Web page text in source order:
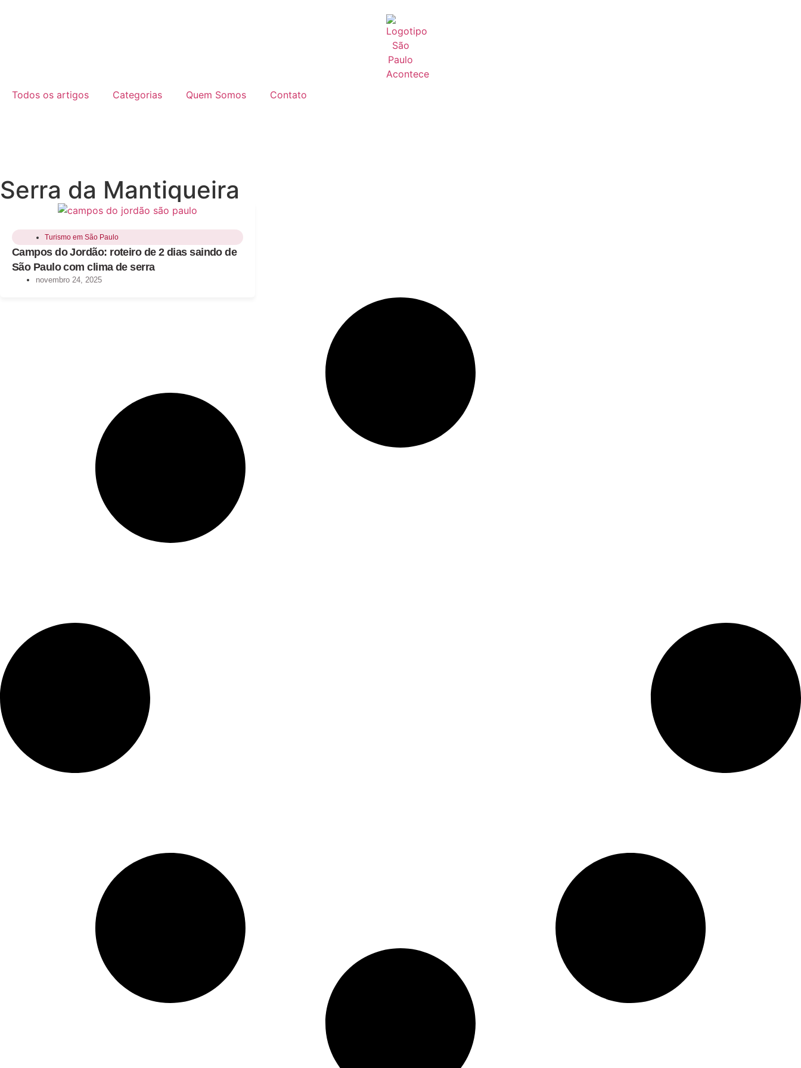
Todos os artigos Categorias Quem Somos Contato
Serra da Mantiqueira
Turismo em São Paulo
Campos do Jordão: roteiro de 2 dias saindo de
São Paulo com clima de serra
novembro 24, 2025